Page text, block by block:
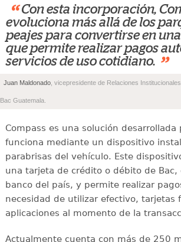
“ Con esta incorporación,
evoluciona más allá de los
peajes para convertirse en
que permite realizar pagos
servicios de uso cotidiano. ”
Juan Maldonado , vicepresidente de Relaciones
Bac Guatemala.
Compass es una solución desarrollada
funciona mediante un dispositivo
parabrisas del vehículo. Este
una tarjeta de crédito o débito de Bac,
banco del país, y permite realizar
necesidad de utilizar efectivo, tarjetas
aplicaciones al momento de la
Actualmente cuenta con más de 250